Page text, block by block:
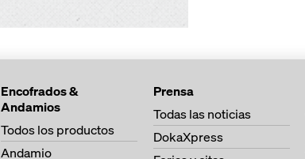
Encofrados &
Andamios
Todos los productos
Andamio
Prensa
Todas las noticias
DokaXpress